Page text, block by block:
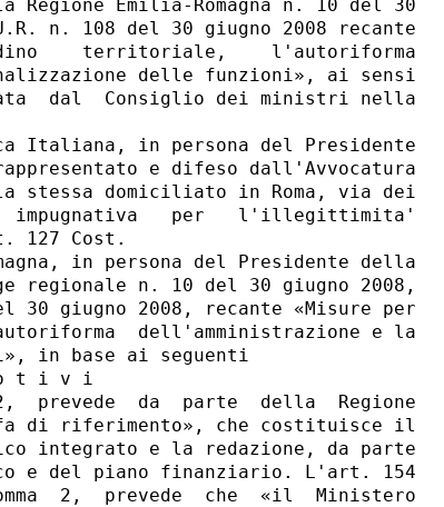
Regione Emilia-Romagna n. 10 del 30
n. 108 del 30 giugno 2008 recante
territoriale,    l'autoriforma
delle funzioni», ai sensi
dal  Consiglio dei ministri nella
Italiana, in persona del Presidente
e difeso dall'Avvocatura
stessa domiciliato in Roma, via dei
impugnativa   per   l'illegittimita'
127 Cost.
in persona del Presidente della
regionale n. 10 del 30 giugno 2008,
giugno 2008, recante «Misure per
dell'amministrazione e la
in base ai seguenti
t i v i
prevede  da  parte  della  Regione
di riferimento», che costituisce il
integrato e la redazione, da parte
e del piano finanziario. L'art. 154
2,  prevede  che  «il  Ministero